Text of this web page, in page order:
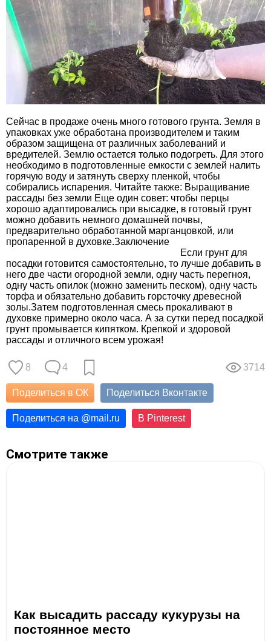
Сейчас в продаже очень много готового грунта. Земля в
упаковках уже обработана производителем и таким
образом защищена от различных заболеваний и
вредителей. Землю остается только подогреть. Для этого
необходимо в подготовленные емкости с землей налить
горячую воду и затянуть сверху пленкой, чтобы
собирались испарения. Читайте также: Выращивание
рассады без земли Еще один совет: чтобы перцы
хорошо адаптировались при высадке, в готовый грунт
можно добавить немного домашней почвы,
предварительно обработанной марганцовкой, или
пропаренной в духовке.Заключение
Если грунт для
посадки готовится самостоятельно, то лучше добавить в
него две части огородной земли, одну часть перегноя,
одну часть опилок (можно заменить песком), одну часть
торфа и обязательно добавить горсточку древесной
золы.Затем подготовленная смесь прокаливают в
духовке примерно около часа. А за сутки перед посадкой
грунт промывается кипятком. Крепкой и здоровой
рассады и отличного всем урожая!
8 4 3714
Поделиться в ОК Поделиться Вконтакте
Поделиться на @mail.ru В Pinterest
Смотрите также
Как высадить рассаду кукурузы на
постоянное место